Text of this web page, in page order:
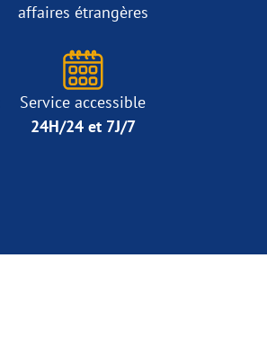
affaires étrangères
Service accessible
24H/24 et 7J/7